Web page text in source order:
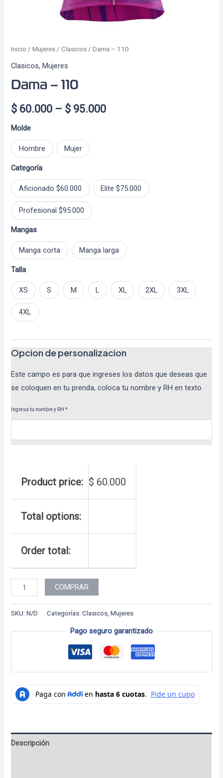
Inicio /Mujeres /Clasicos / Dama – 110
Clasicos,Mujeres
Dama – 110
$ 60.000 – $ 95.000Price
$ 95.000
Molde
Hombre Mujer
Categoría
Aficionado $60.000 Elite $75.000
Profesional $95.000
Mangas
Manga corta Manga larga
Talla
XS S M L XL 2XL 3XL
4XL
Opcion de personalizacion
Este campo es para que ingreses los datos que deseas que
se coloquen en tu prenda, coloca tu nombre y RH en texto
Ingresa tu nombre y RH*
Product price: $ 60.000
Total options:
Order total:
Dama
-
110
COMPRAR
SKU:N/D Categorías:Clasicos ,Mujeres
Pago seguro garantizado
Descripción